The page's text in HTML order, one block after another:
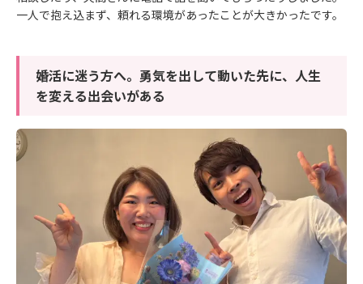
一人で抱え込まず、頼れる環境があったことが大きかったです。
婚活に迷う方へ。勇気を出して動いた先に、人生
を変える出会いがある